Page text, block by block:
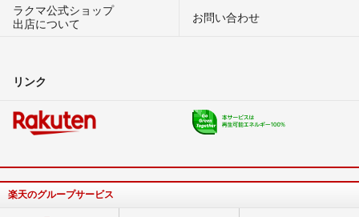
ラクマ公式ショップ
出店について
お問い合わせ
リンク
楽天のグループサービス